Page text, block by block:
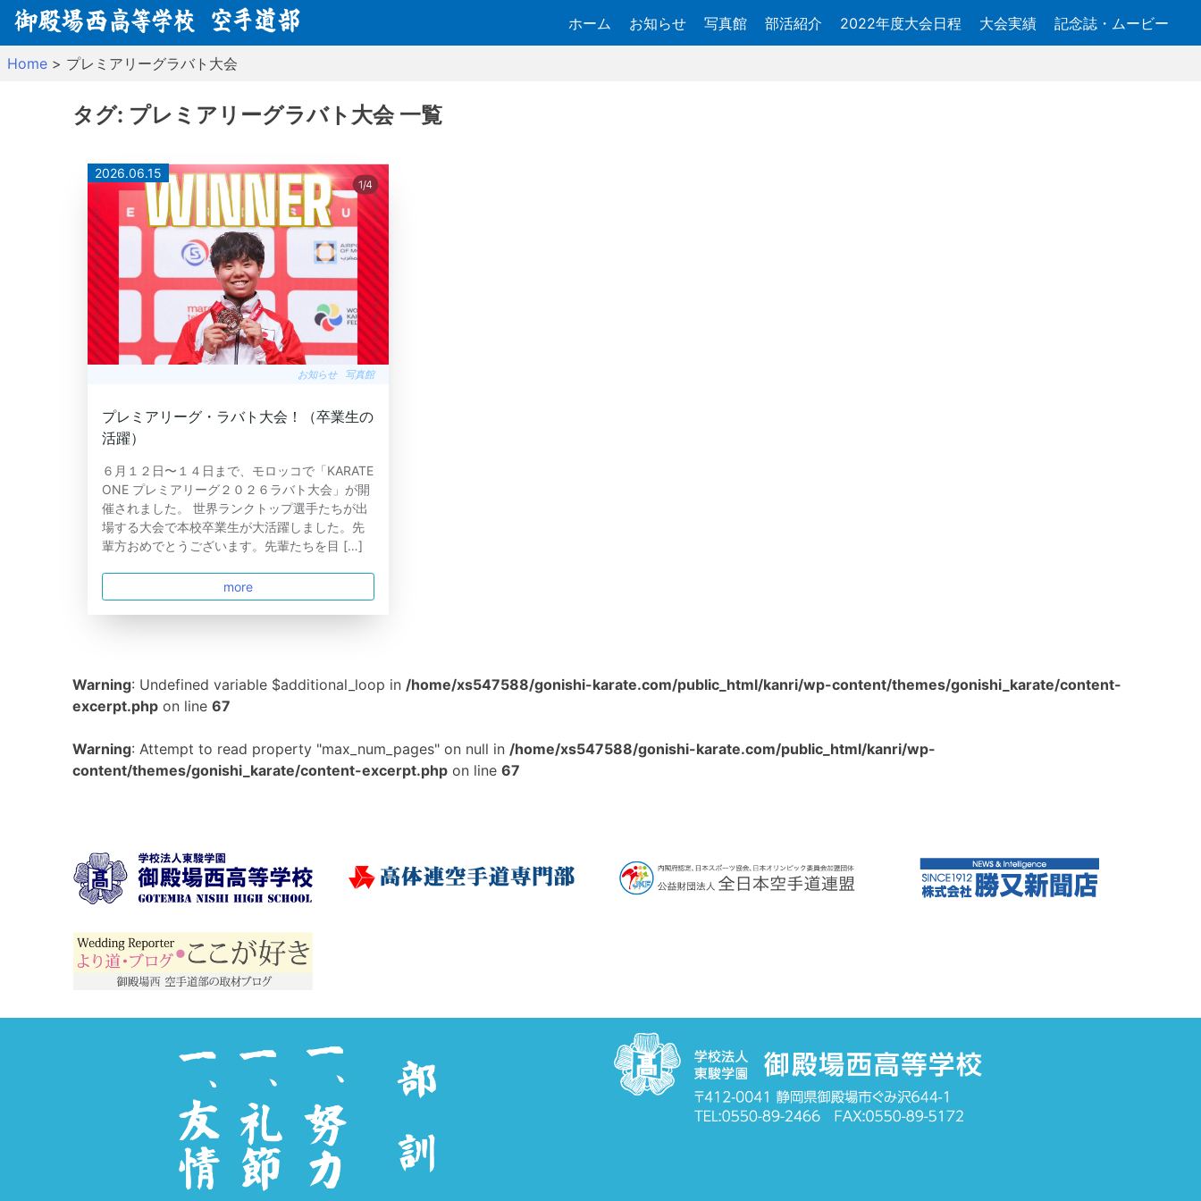
Skip
ホーム お知らせ 写真館 部活紹介 2022年度大会日程 大会実績 記念誌・ムービー
Home > プレミアリーグラバト大会
タグ: プレミアリーグラバト大会一覧
2026.06.15
お知らせ 写真館
プレミアリーグ・ラバト大会！（卒業生の
活躍）
６月１２日〜１４日まで、モロッコで「KARATE
ONE プレミアリーグ２０２６ラバト大会」が開
催されました。 世界ランクトップ選手たちが出
場する大会で本校卒業生が大活躍しました。先
輩方おめでとうございます。先輩たちを目 […]
more
Warning: Undefined variable $additional_loop in /home/xs547588/gonishi-karate.com/public_html/kanri/wp-content/themes/gonishi_karate/content-
excerpt.phpon line 67
Warning: Attempt to read property "max_num_pages" on null in /home/xs547588/gonishi-karate.com/public_html/kanri/wp-
content/themes/gonishi_karate/content-excerpt.phpon line 67